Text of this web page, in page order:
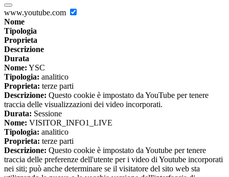
www.youtube.com
Nome
Tipologia
Proprieta
Descrizione
Durata
Nome: YSC
Tipologia: analitico
Proprieta: terze parti
Descrizione: Questo cookie è impostato da YouTube per tenere
traccia delle visualizzazioni dei video incorporati.
Durata: Sessione
Nome: VISITOR_INFO1_LIVE
Tipologia: analitico
Proprieta: terze parti
Descrizione: Questo cookie è impostato da Youtube per tenere
traccia delle preferenze dell'utente per i video di Youtube incorporati
nei siti; può anche determinare se il visitatore del sito web sta